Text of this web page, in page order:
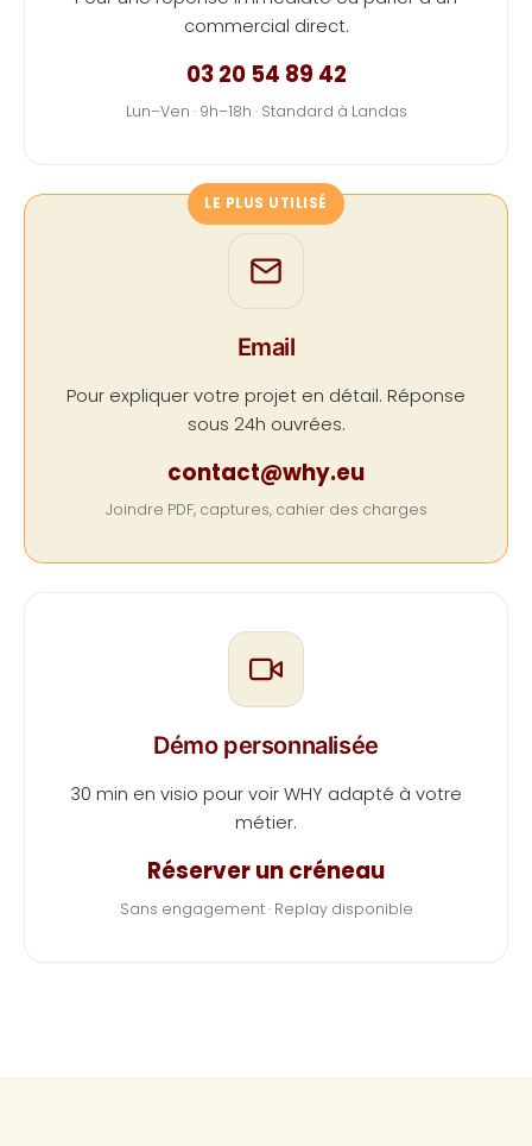
commercial direct.
03 20 54 89 42
Lun–Ven · 9h–18h · Standard à Landas
LE PLUS UTILISÉ
Email
Pour expliquer votre projet en détail. Réponse
sous 24h ouvrées.
contact@why.eu
Joindre PDF, captures, cahier des charges
Démo personnalisée
30 min en visio pour voir WHY adapté à votre
métier.
Réserver un créneau
Sans engagement · Replay disponible